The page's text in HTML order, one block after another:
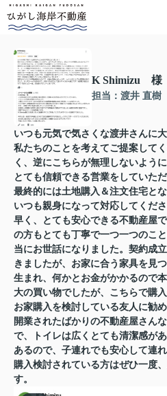
K Shimizu 様
担当：渡井 直樹
いつも元気で気さくな渡井さんに
私たちのことを考えてご提案して
く、逆にこちらが無理しないよう
とても信頼できる営業をしていただ
最終的には土地購入＆注文住宅と
いつも親身になって対応してくだ
早く、とても安心できる不動産屋
の方もとても丁寧で一つ一つのこ
当にお世話になりました。契約成
きましたが、お家に合う家具を見
生まれ、何かとお金がかかるので
大の買い物でしたが、こちらで購
お家購入を検討している友人に勧
開業されたばかりの不動産屋さん
で、トイレは広くとても清潔感が
あるので、子連れでも安心して連
購入検討されている方はぜひ一度
す。